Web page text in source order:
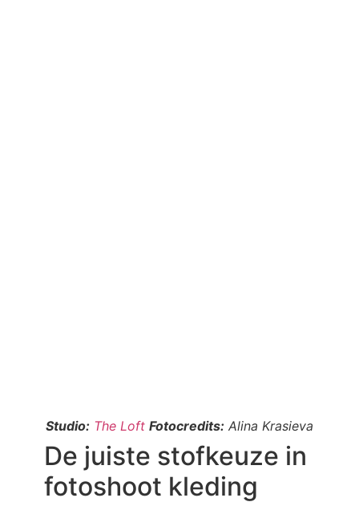
Studio: The Loft Fotocredits: Alina Krasieva
De juiste stofkeuze in
fotoshoot kleding